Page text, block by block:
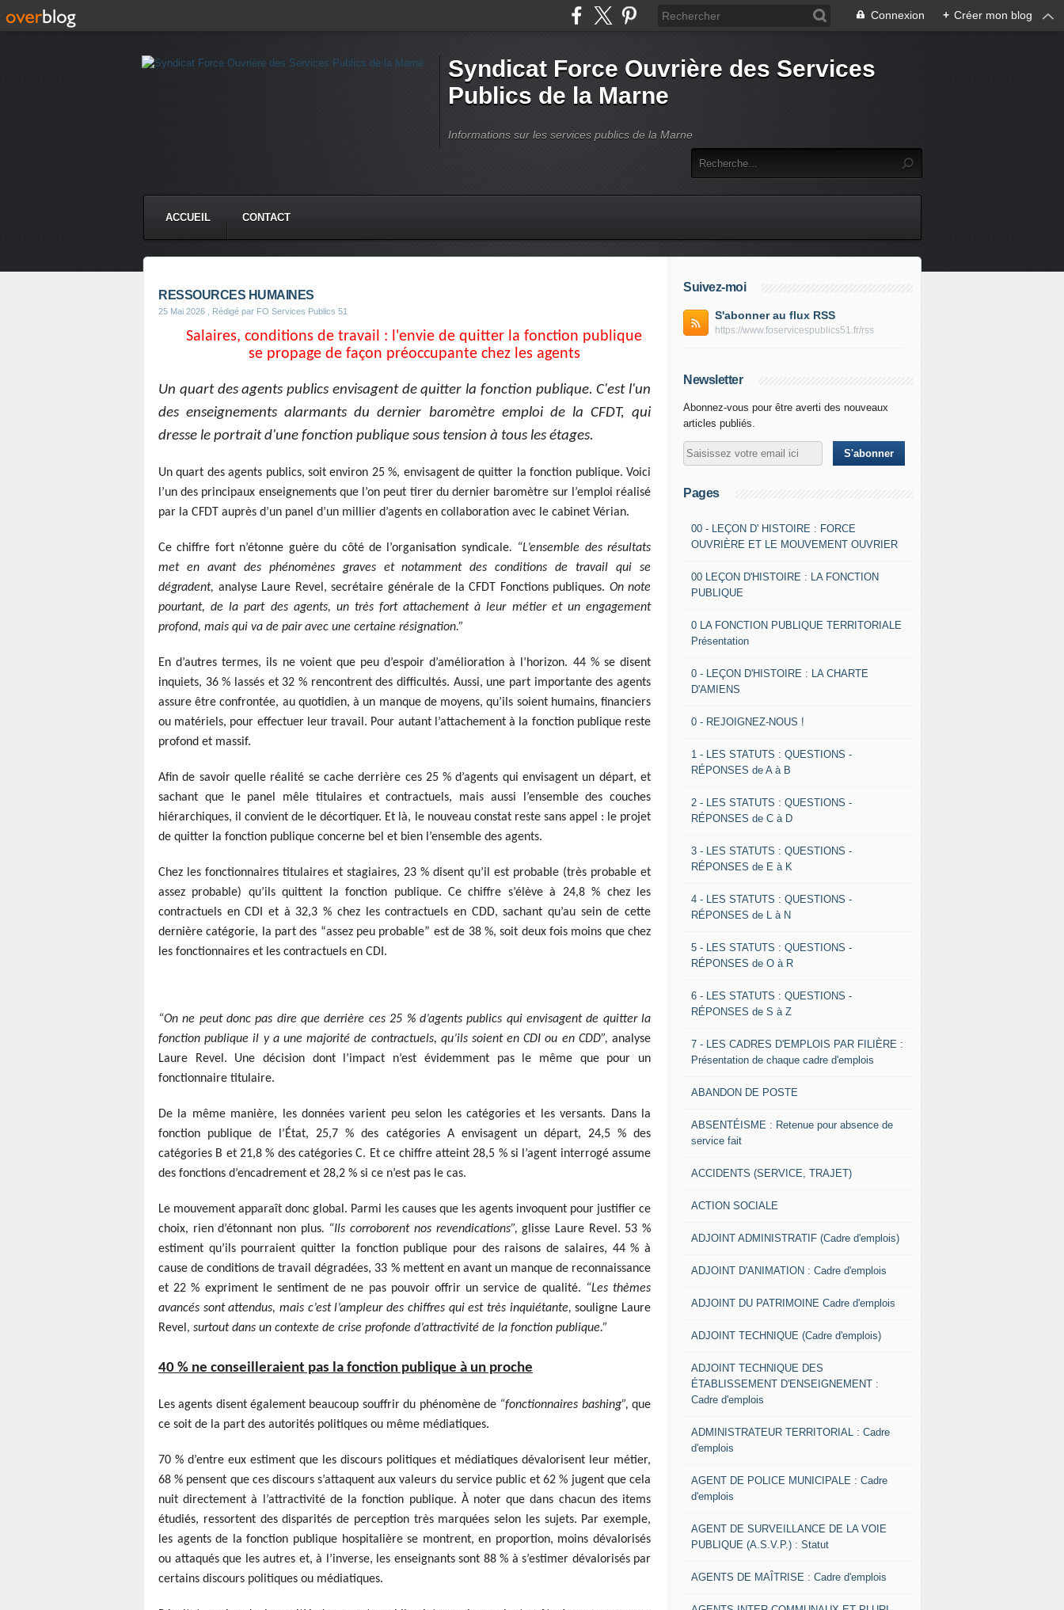
Connexion + Créer mon blog
Syndicat Force Ouvrière des Services
Publics de la Marne
Informations sur les services publics de la Marne
ACCUEIL CONTACT
RESSOURCES HUMAINES
25 Mai 2026 , Rédigé par FO Services Publics 51
Salaires, conditions de travail : l'envie de quitter la fonction publique
se propage de façon préoccupante chez les agents
Un quart des agents publics envisagent de quitter la fonction publique. C'est l'un
des enseignements alarmants du dernier baromètre emploi de la CFDT, qui
dresse le portrait d'une fonction publique sous tension à tous les étages.
Un quart des agents publics, soit environ 25 %, envisagent de quitter la fonction publique. Voici
l’un des principaux enseignements que l’on peut tirer du dernier baromètre sur l’emploi réalisé
par la CFDT auprès d’un panel d’un millier d’agents en collaboration avec le cabinet Vérian.
Ce chiffre fort n’étonne guère du côté de l’organisation syndicale. “L’ensemble des résultats
met en avant des phénomènes graves et notamment des conditions de travail qui se
dégradent, analyse Laure Revel, secrétaire générale de la CFDT Fonctions publiques. On note
pourtant, de la part des agents, un très fort attachement à leur métier et un engagement
profond, mais qui va de pair avec une certaine résignation.”
En d’autres termes, ils ne voient que peu d’espoir d’amélioration à l’horizon. 44 % se disent
inquiets, 36 % lassés et 32 % rencontrent des difficultés. Aussi, une part importante des agents
assure être confrontée, au quotidien, à un manque de moyens, qu’ils soient humains, financiers
ou matériels, pour effectuer leur travail. Pour autant l’attachement à la fonction publique reste
profond et massif.
Afin de savoir quelle réalité se cache derrière ces 25 % d’agents qui envisagent un départ, et
sachant que le panel mêle titulaires et contractuels, mais aussi l’ensemble des couches
hiérarchiques, il convient de le décortiquer. Et là, le nouveau constat reste sans appel : le projet
de quitter la fonction publique concerne bel et bien l’ensemble des agents.
Chez les fonctionnaires titulaires et stagiaires, 23 % disent qu’il est probable (très probable et
assez probable) qu’ils quittent la fonction publique. Ce chiffre s’élève à 24,8 % chez les
contractuels en CDI et à 32,3 % chez les contractuels en CDD, sachant qu’au sein de cette
dernière catégorie, la part des “assez peu probable” est de 38 %, soit deux fois moins que chez
les fonctionnaires et les contractuels en CDI.
“On ne peut donc pas dire que derrière ces 25 % d’agents publics qui envisagent de quitter la
fonction publique il y a une majorité de contractuels, qu’ils soient en CDI ou en CDD”, analyse
Laure Revel. Une décision dont l’impact n’est évidemment pas le même que pour un
fonctionnaire titulaire.
De la même manière, les données varient peu selon les catégories et les versants. Dans la
fonction publique de l’État, 25,7 % des catégories A envisagent un départ, 24,5 % des
catégories B et 21,8 % des catégories C. Et ce chiffre atteint 28,5 % si l’agent interrogé assume
des fonctions d’encadrement et 28,2 % si ce n’est pas le cas.
Le mouvement apparaît donc global. Parmi les causes que les agents invoquent pour justifier ce
choix, rien d’étonnant non plus. “Ils corroborent nos revendications”, glisse Laure Revel. 53 %
estiment qu’ils pourraient quitter la fonction publique pour des raisons de salaires, 44 % à
cause de conditions de travail dégradées, 33 % mettent en avant un manque de reconnaissance
et 22 % expriment le sentiment de ne pas pouvoir offrir un service de qualité. “Les thèmes
avancés sont attendus, mais c’est l’ampleur des chiffres qui est très inquiétante, souligne Laure
Revel, surtout dans un contexte de crise profonde d’attractivité de la fonction publique.”
40 % ne conseilleraient pas la fonction publique à un proche
Les agents disent également beaucoup souffrir du phénomène de “fonctionnaires bashing”, que
ce soit de la part des autorités politiques ou même médiatiques.
70 % d’entre eux estiment que les discours politiques et médiatiques dévalorisent leur métier,
68 % pensent que ces discours s’attaquent aux valeurs du service public et 62 % jugent que cela
nuit directement à l’attractivité de la fonction publique. À noter que dans chacun des items
étudiés, ressortent des disparités de perception très marquées selon les sujets. Par exemple,
les agents de la fonction publique hospitalière se montrent, en proportion, moins dévalorisés
ou attaqués que les autres et, à l’inverse, les enseignants sont 88 % à s’estimer dévalorisés par
certains discours politiques ou médiatiques.
Suivez-moi
S'abonner au flux RSS
https://www.foservicespublics51.fr/rss
Newsletter
Abonnez-vous pour être averti des nouveaux
articles publiés.
Pages
00 - LEÇON D' HISTOIRE : FORCE
OUVRIÈRE ET LE MOUVEMENT OUVRIER
00 LEÇON D'HISTOIRE : LA FONCTION
PUBLIQUE
0 LA FONCTION PUBLIQUE TERRITORIALE
Présentation
0 - LEÇON D'HISTOIRE : LA CHARTE
D'AMIENS
0 - REJOIGNEZ-NOUS !
1 - LES STATUTS : QUESTIONS -
RÉPONSES de A à B
2 - LES STATUTS : QUESTIONS -
RÉPONSES de C à D
3 - LES STATUTS : QUESTIONS -
RÉPONSES de E à K
4 - LES STATUTS : QUESTIONS -
RÉPONSES de L à N
5 - LES STATUTS : QUESTIONS -
RÉPONSES de O à R
6 - LES STATUTS : QUESTIONS -
RÉPONSES de S à Z
7 - LES CADRES D'EMPLOIS PAR FILIÈRE :
Présentation de chaque cadre d'emplois
ABANDON DE POSTE
ABSENTÉISME : Retenue pour absence de
service fait
ACCIDENTS (SERVICE, TRAJET)
ACTION SOCIALE
ADJOINT ADMINISTRATIF (Cadre d'emplois)
ADJOINT D'ANIMATION : Cadre d'emplois
ADJOINT DU PATRIMOINE Cadre d'emplois
ADJOINT TECHNIQUE (Cadre d'emplois)
ADJOINT TECHNIQUE DES
ÉTABLISSEMENT D'ENSEIGNEMENT :
Cadre d'emplois
ADMINISTRATEUR TERRITORIAL : Cadre
d'emplois
AGENT DE POLICE MUNICIPALE : Cadre
d'emplois
AGENT DE SURVEILLANCE DE LA VOIE
PUBLIQUE (A.S.V.P.) : Statut
AGENTS DE MAÎTRISE : Cadre d'emplois